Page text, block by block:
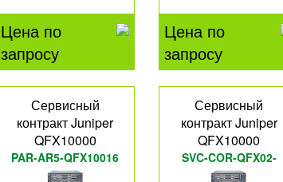
Цена по
запросу
Цена по
запросу
Сервисный
контракт Juniper
QFX10000
PAR-AR5-QFX10016
Сервисный
контракт Juniper
QFX10000
SVC-COR-QFX02-
60CP